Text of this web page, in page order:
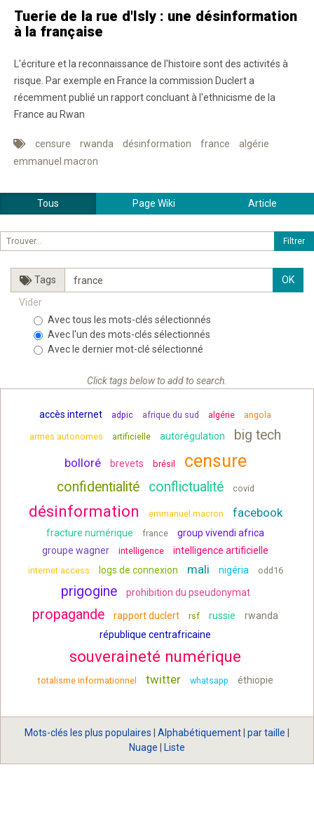
Tuerie de la rue d'Isly : une désinformation
à la française
L'écriture et la reconnaissance de l'histoire sont des activités à
risque. Par exemple en France la commission Duclert a
récemment publié un rapport concluant à l'ethnicisme de la
France au Rwan
censure rwanda désinformation france
algérie
emmanuel macron
Tous Page Wiki Article
Tags
Vider
Avec tous les mots-clés sélectionnés
Avec l'un des mots-clés sélectionnés
Avec le dernier mot-clé sélectionné
Click tags below to add to search.
accès internet adpic afrique du sud algérie angola
armes autonomes artificielle autorégulation big tech
bolloré brevets brésil censure
confidentialité conflictualité covid
désinformation emmanuel macron facebook
fracture numérique france
group vivendi africa
groupe wagner
intelligence intelligence artificielle
internet access logs de connexion mali nigéria odd16
prigogine prohibition du pseudonymat
propagande rapport duclert rsf russie
rwanda
république centrafricaine
souveraineté numérique
totalisme informationnel twitter whatsapp éthiopie
Mots-clés les plus populaires Alphabétiquement par taille
Nuage
Liste